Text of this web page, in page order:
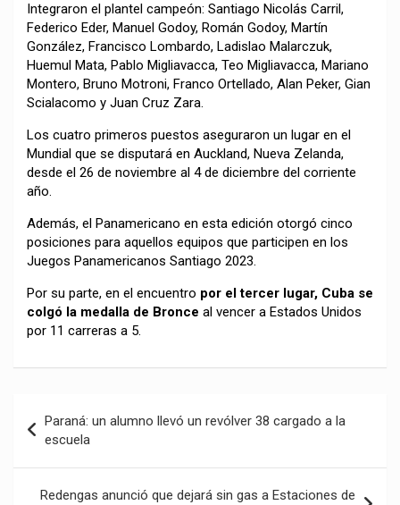
Integraron el plantel campeón: Santiago Nicolás Carril,
Federico Eder, Manuel Godoy, Román Godoy, Martín
González, Francisco Lombardo, Ladislao Malarczuk,
Huemul Mata, Pablo Migliavacca, Teo Migliavacca, Mariano
Montero, Bruno Motroni, Franco Ortellado, Alan Peker, Gian
Scialacomo y Juan Cruz Zara.
Los cuatro primeros puestos aseguraron un lugar en el
Mundial que se disputará en Auckland, Nueva Zelanda,
desde el 26 de noviembre al 4 de diciembre del corriente
año.
Además, el Panamericano en esta edición otorgó cinco
posiciones para aquellos equipos que participen en los
Juegos Panamericanos Santiago 2023.
Por su parte, en el encuentro por el tercer lugar, Cuba se
colgó la medalla de Bronce al vencer a Estados Unidos
por 11 carreras a 5.
de
entradas
Paraná: un alumno llevó un revólver 38 cargado a la
escuela
Redengas anunció que dejará sin gas a Estaciones de